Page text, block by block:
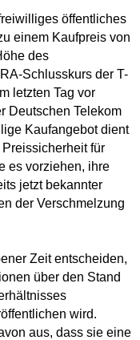
öffentliches
einem Kaufpreis von
des
Schlusskurs der T-
letzten Tag vor
Deutschen Telekom
Kaufangebot dient
für
es vorziehen, ihre
jetzt bekannter
der Verschmelzung
Zeit entscheiden,
über den Stand
wird.
aus, dass sie eine